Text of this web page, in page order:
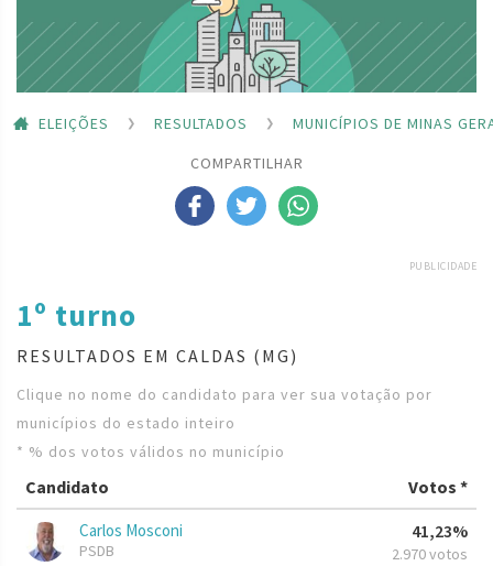
ELEIÇÕES RESULTADOS
MUNICÍPIOS DE MINAS
COMPARTILHAR
PUBLICIDADE
1º turno
RESULTADOS EM CALDAS (MG)
Clique no nome do candidato para ver sua votação por
municípios do estado inteiro
* % dos votos válidos no município
Candidato Votos *
Carlos Mosconi
PSDB
41,23%
2.970 votos